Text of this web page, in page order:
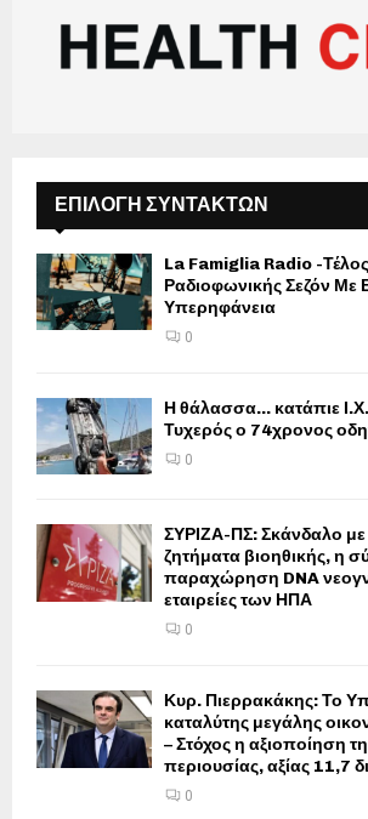
ΕΠΙΛΟΓΗ ΣΥΝΤΑΚΤΩΝ
La Famiglia Radio -
Ραδιοφωνικής Σεζόν
Υπερηφάνεια
0
Η θάλασσα… κατάπιε
Τυχερός ο 74χρονος
0
ΣΥΡΙΖΑ-ΠΣ: Σκάνδαλο
ζητήματα βιοηθικής, η
παραχώρηση DNA
εταιρείες των ΗΠΑ
0
Κυρ. Πιερρακάκης: Το
καταλύτης μεγάλης
– Στόχος η αξιοποίηση
περιουσίας, αξίας 11,7
0